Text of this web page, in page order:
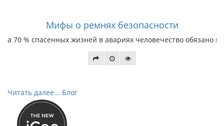
Мифы о ремнях безопасности
а 70 % спасенных жизней в авариях человечество обязано
Читать далее... Блог